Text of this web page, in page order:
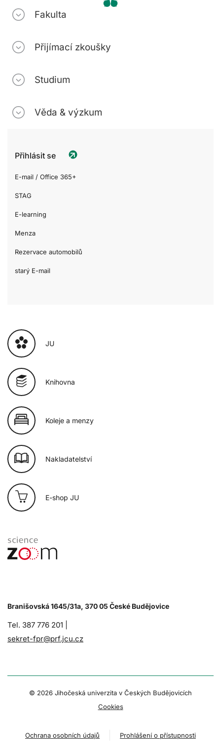
Fakulta
Přijímací zkoušky
Studium
Věda & výzkum
Přihlásit se
E-mail / Office 365+
STAG
E-learning
Menza
Rezervace automobilů
starý E-mail
JU
Knihovna
Koleje a menzy
Nakladatelství
E-shop JU
Branišovská 1645/31a, 370 05 České Budějovice
Tel. 387 776 201 |
sekret-fpr@prf.jcu.cz
© 2026 Jihočeská univerzita v Českých Budějovicích
Cookies
Ochrana osobních údajů Prohlášení o přístupnosti